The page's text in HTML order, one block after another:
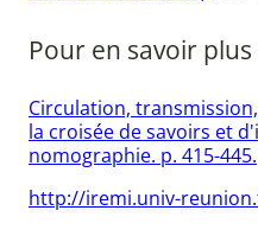
Pour en savoir plus
Circulation,
la croisée de savoirs et
nomographie. p. 415-445.
http://iremi.univ-